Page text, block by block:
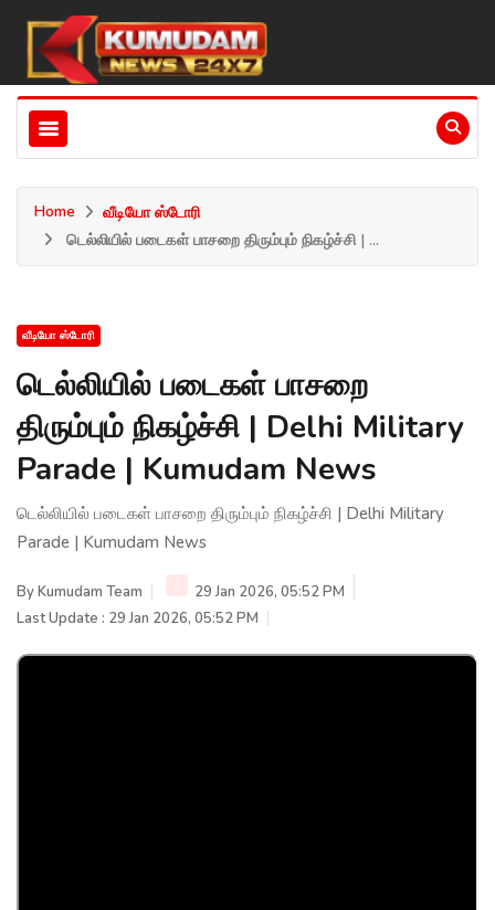
Home
வீடியோ ஸ்டோரி
டெல்லியில் படைகள் பாசறை திரும்பும் நிகழ்ச்சி | ...
வீடியோ ஸ்டோரி
டெல்லியில் படைகள் பாசறை
திரும்பும் நிகழ்ச்சி | Delhi Military
Parade | Kumudam News
டெல்லியில் படைகள் பாசறை திரும்பும் நிகழ்ச்சி | Delhi Military
Parade | Kumudam News
ByKumudam Team
29 Jan 2026, 05:52 PM
Last Update : 29 Jan 2026, 05:52 PM